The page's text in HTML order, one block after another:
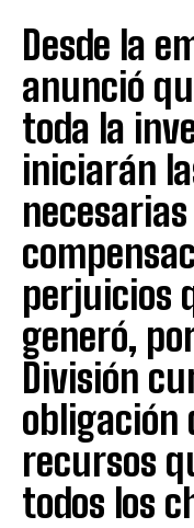
Desde la
anunció
toda la
iniciarán
perjuicios
generó,
División
obligación
recursos
todos los